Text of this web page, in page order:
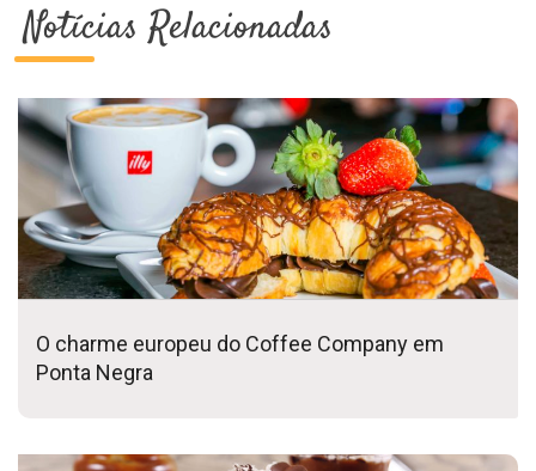
Notícias Relacionadas
O charme europeu do Coffee Company em
Ponta Negra